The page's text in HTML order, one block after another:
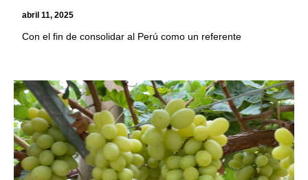
abril 11, 2025
Con el fin de consolidar al Perú como un referente